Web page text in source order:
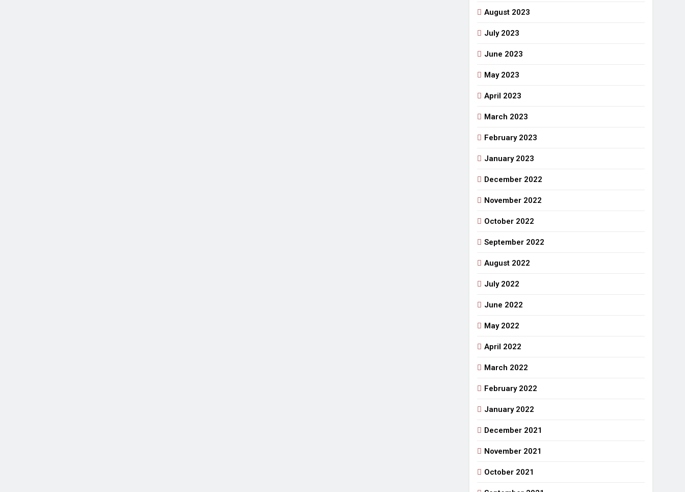
August 2023
July 2023
June 2023
May 2023
April 2023
March 2023
February 2023
January 2023
December 2022
November 2022
October 2022
September 2022
August 2022
July 2022
June 2022
May 2022
April 2022
March 2022
February 2022
January 2022
December 2021
November 2021
October 2021